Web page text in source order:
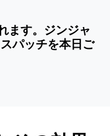
ます。ジンジャ
パッチを本日ご